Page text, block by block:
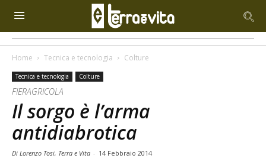
Home Tecnica e tecnologia Colture
Tecnica e tecnologia Colture
FIERAGRICOLA
Il sorgo è l’arma
antidiabrotica
Di Lorenzo Tosi, Terra e Vita - 14 Febbraio 2014